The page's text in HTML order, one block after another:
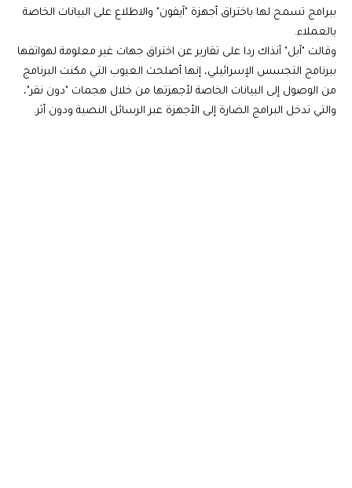
ببرامج تسمح لها باختراق أجهزة "آيفون" والاطلاع على البيانات الخاصة
بالعملاء.
وقالت "آبل" آنذاك ردا على تقارير عن اختراق جهات غير معلومة لهواتفها
ببرنامج التجسس الإسرائيلي، إنها أصلحت العيوب التي مكنت البرنامج
من الوصول إلى البيانات الخاصة لأجهزتها من خلال هجمات "دون نقر"،
والتي تدخل البرامج الضارة إلى الأجهزة عبر الرسائل النصية ودون أثر.